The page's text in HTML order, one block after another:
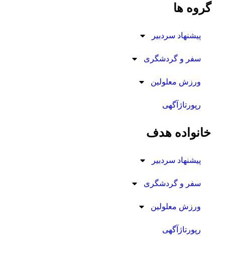
گروه ها
پیشنهاد سردبیر
سفر و گردشگری
ورزش معلولین
رپورتاژآگهی
خانواده هدف
پیشنهاد سردبیر
سفر و گردشگری
ورزش معلولین
رپورتاژآگهی